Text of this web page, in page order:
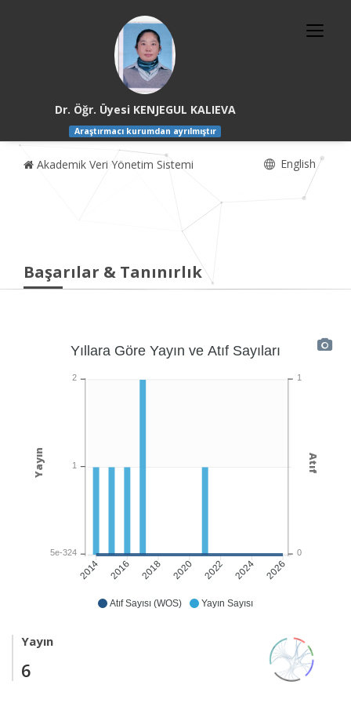
Dr. Öğr. Üyesi KENJEGUL KALIEVA
Araştırmacı kurumdan ayrılmıştır
Akademik Veri Yönetim Sistemi English
Başarılar & Tanınırlık
Atıf Sayısı (WOS) Yayın Sayısı
2014 2016 2018 2020 2022 2024 2026
Yıllara Göre Yayın ve Atıf Sayıları
1
0
Atıf
2
1
5e-324
Yayın
Yayın
6